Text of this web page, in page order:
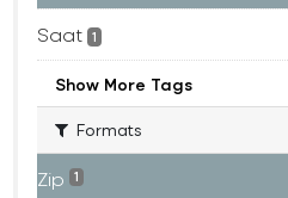
Saat 1
Show More Tags
Formats
Zip 1